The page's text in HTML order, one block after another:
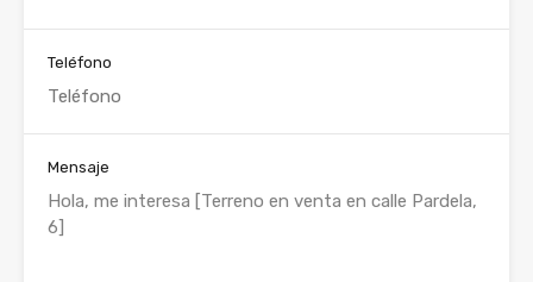
Teléfono
Mensaje